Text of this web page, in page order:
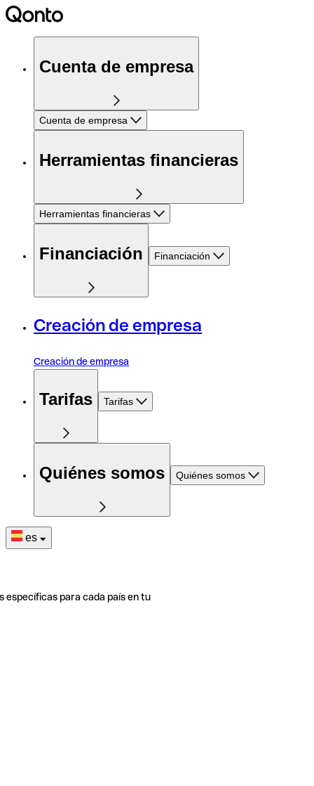
Cuenta de empresa
Cuenta de empresa
Herramientas financieras
Herramientas financieras
Financiación Financiación
Creación de empresa
Creación de empresa
Tarifas Tarifas
Quiénes somos Quiénes somos
es
específicas para cada país en tu